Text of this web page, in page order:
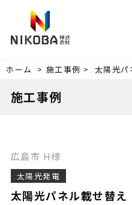
ホーム > 施工事例 > 太陽光パ
施工事例
広島市 H様
太陽光パネル載せ替え
太陽光発電